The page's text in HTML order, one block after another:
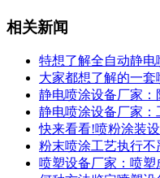
相关新闻
特想了解全自动静电
大家都想了解的一
静电喷涂设备厂家
静电喷涂设备厂家：
快来看看!喷粉涂装
粉末喷涂工艺执行
喷塑设备厂家：喷